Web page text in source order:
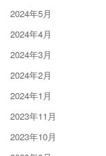
2024年5月
2024年4月
2024年3月
2024年2月
2024年1月
2023年11月
2023年10月